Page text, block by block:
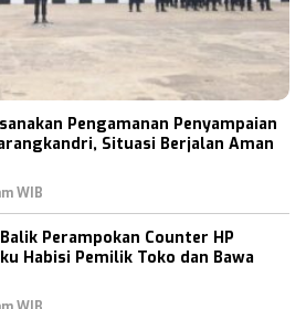
Pengamanan Penyampaian
Situasi Berjalan Aman
WIB
Perampokan Counter HP
Habisi Pemilik Toko dan Bawa